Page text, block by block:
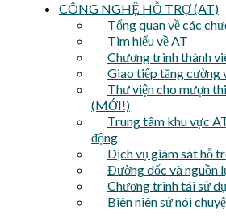
CÔNG NGHỆ HỖ TRỢ (AT)
Tổng quan về các
Tìm hiểu về AT
Chương trình thành
Giao tiếp tăng cường
Thư viện cho mượn
(MỚI!)
Trung tâm khu vực
động
Dịch vụ giám sát hỗ
Đường dốc và nguồn
Chương trình tái sử
Biên niên sử nói